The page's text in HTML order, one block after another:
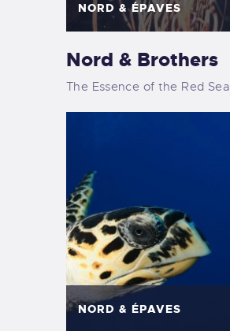
NORD & ÉPAVES
Nord & Brothers
The Essence of the Red Sea
NORD & ÉPAVES